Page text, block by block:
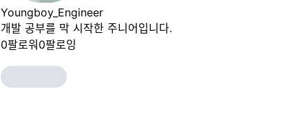
Youngboy_Engineer
개발 공부를 막 시작한 주니어입니다.
0팔로워 0팔로잉